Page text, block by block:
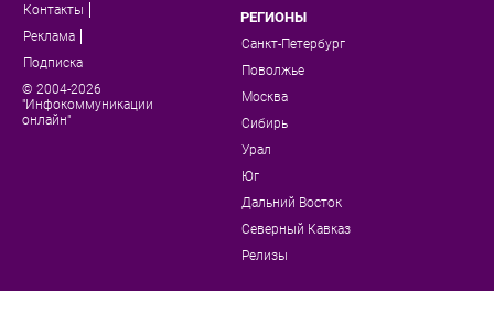
Контакты
Реклама
Подписка
© 2004-2026
"Инфокоммуникации
онлайн"
РЕГИОНЫ
Санкт-Петербург
Поволжье
Москва
Сибирь
Урал
Юг
Дальний Восток
Северный Кавказ
Релизы